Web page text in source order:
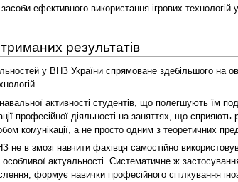
ефективного використання ігрових
результатів
у ВНЗ України спрямоване здебільшого на
активності студентів, що полегшують їм
професійної діяльності на заняттях, що
комунікації, а не просто одним з теоретичних
не в змозі навчити фахівця самостійно
актуальності. Систематичне ж
формує навички професійного